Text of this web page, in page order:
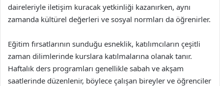
daireleriyle iletişim kuracak yetkinliği kazanırken, aynı
zamanda kültürel değerleri ve sosyal normları da öğrenirler.
Eğitim fırsatlarının sunduğu esneklik, katılımcıların çeşitli
zaman dilimlerinde kurslara katılmalarına olanak tanır.
Haftalık ders programları genellikle sabah ve akşam
saatlerinde düzenlenir, böylece çalışan bireyler ve öğrenciler